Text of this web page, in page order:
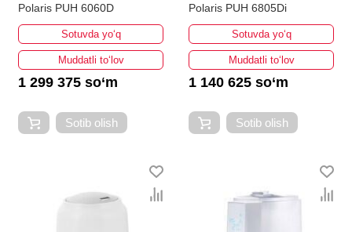
Polaris PUH 6060D
Sotuvda yo‘q
Muddatli to‘lov
1 299 375 so‘m
Sotib olish
Polaris PUH 6805Di
Sotuvda yo‘q
Muddatli to‘lov
1 140 625 so‘m
Sotib olish